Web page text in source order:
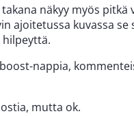
näkyy myös
ajoitetussa kuvassa
nappia,
mutta ok.